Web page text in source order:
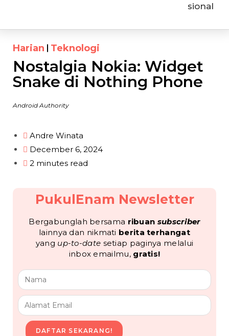
sional
Harian Teknologi
Nostalgia Nokia: Widget
Snake di Nothing Phone
Android Authority
Andre Winata
December 6, 2024
2 minutes read
PukulEnam Newsletter
Bergabunglah bersama ribuan subscriber
lainnya dan nikmati berita terhangat
yang up-to-date setiap paginya melalui
inbox emailmu, gratis!
DAFTAR SEKARANG!